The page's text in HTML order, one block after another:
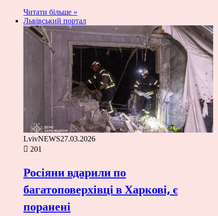
Читати більше »
Львівський портал
LvivNEWS27.03.2026
201
Росіяни вдарили по
багатоповерхівці в Харкові, є
поранені